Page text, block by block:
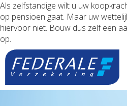
Als zelfstandige wilt u uw
op pensioen gaat. Maar uw
hiervoor niet. Bouw dus zelf een
op.